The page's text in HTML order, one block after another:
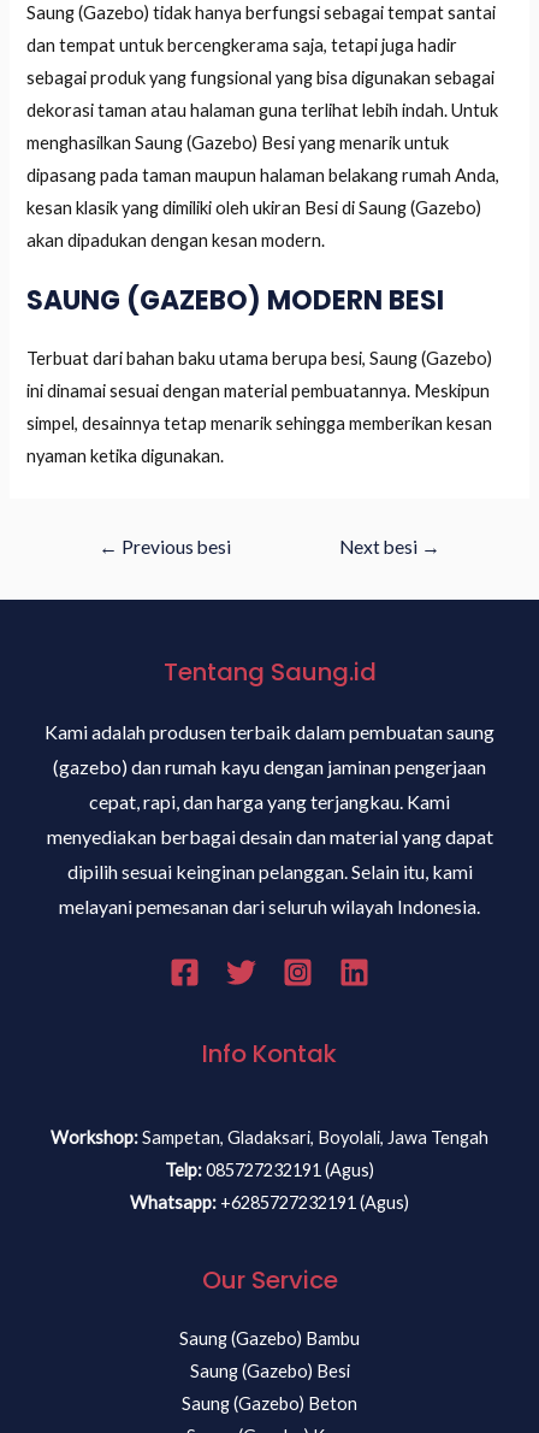
Saung (Gazebo) tidak hanya berfungsi sebagai tempat santai
dan tempat untuk bercengkerama saja, tetapi juga hadir
sebagai produk yang fungsional yang bisa digunakan sebagai
dekorasi taman atau halaman guna terlihat lebih indah. Untuk
menghasilkan Saung (Gazebo) Besi yang menarik untuk
dipasang pada taman maupun halaman belakang rumah Anda,
kesan klasik yang dimiliki oleh ukiran Besi di Saung (Gazebo)
akan dipadukan dengan kesan modern.
SAUNG (GAZEBO) MODERN BESI
Terbuat dari bahan baku utama berupa besi, Saung (Gazebo)
ini dinamai sesuai dengan material pembuatannya. Meskipun
simpel, desainnya tetap menarik sehingga memberikan kesan
nyaman ketika digunakan.
← Previous besi Next besi →
Tentang Saung.id
Kami adalah produsen terbaik dalam pembuatan saung
(gazebo) dan rumah kayu dengan jaminan pengerjaan
cepat, rapi, dan harga yang terjangkau. Kami
menyediakan berbagai desain dan material yang dapat
dipilih sesuai keinginan pelanggan. Selain itu, kami
melayani pemesanan dari seluruh wilayah Indonesia.
Info Kontak
Workshop:Sampetan, Gladaksari, Boyolali, Jawa Tengah
Telp:085727232191 (Agus)
Whatsapp: +6285727232191 (Agus)
Our Service
Saung (Gazebo) Bambu
Saung (Gazebo) Besi
Saung (Gazebo) Beton